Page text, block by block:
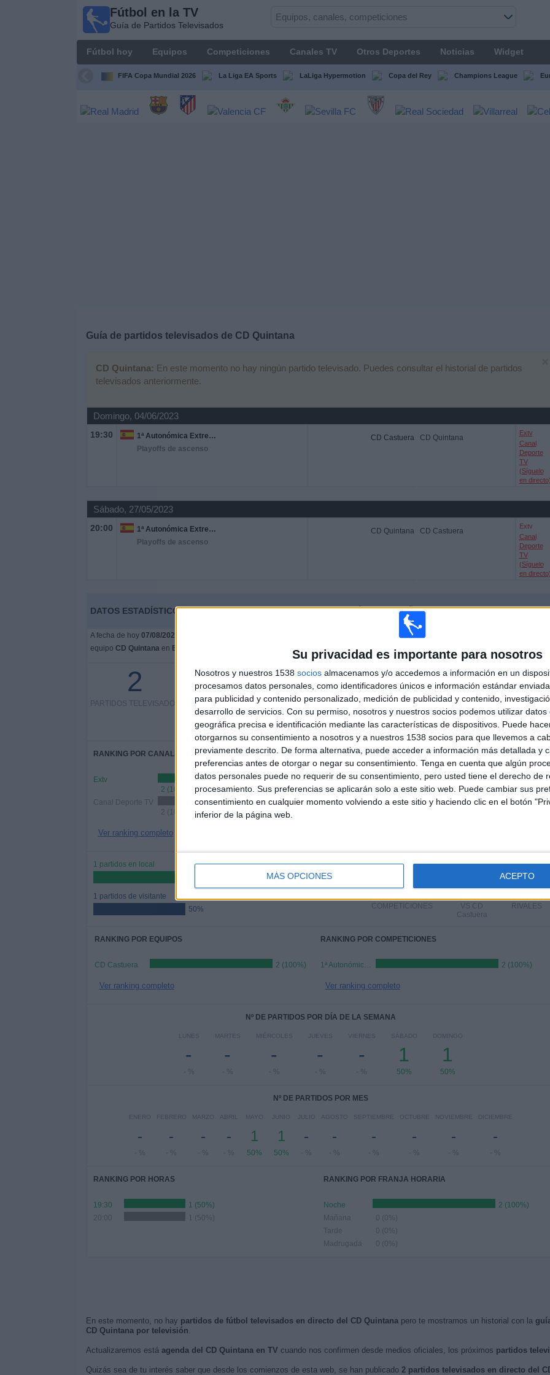
Su privacidad es importante para nosotros
Nosotros y nuestros 1538 socios almacenamos y/o accedemos a información en un
procesamos datos personales, como identificadores únicos e información estándar
para publicidad y contenido personalizado, medición de publicidad y contenido,
desarrollo de servicios. Con su permiso, nosotros y nuestros socios podemos utilizar datos
geográfica precisa e identificación mediante las características de dispositivos. Puede
otorgarnos su consentimiento a nosotros y a nuestros 1538 socios para que llevemos a
previamente descrito. De forma alternativa, puede acceder a información más detallada y
preferencias antes de otorgar o negar su consentimiento. Tenga en cuenta que algún
datos personales puede no requerir de su consentimiento, pero usted tiene el derecho de
procesamiento. Sus preferencias se aplicarán solo a este sitio web. Puede cambiar sus
consentimiento en cualquier momento volviendo a este sitio y haciendo clic en el botón
inferior de la página web.
MÁS OPCIONES ACEPTO
Fútbol en la TV
Guía de Partidos Televisados
Fútbol hoy Equipos Competiciones Canales TV Otros Deportes Noticias Widget
FIFA Copa Mundial 2026 La Liga EA Sports LaLiga Hypermotion Copa del Rey Champions League
Guía de partidos televisados de CD Quintana
CD Quintana: En este momento no hay ningún partido televisado. Puedes consultar el historial de partidos
televisados anteriormente.
Domingo, 04/06/2023
19:30
1ª Autonómica Extremeña
Playoffs de ascenso
CD Castuera CD Quintana
Extv
Canal
Deporte
TV
(Síguelo
en
Sábado, 27/05/2023
20:00
1ª Autonómica Extremeña
Playoffs de ascenso
CD Quintana CD Castuera
Extv
Canal
Deporte
TV
(Síguelo
en
DATOS ESTADÍSTICOS DEL EQUIPO CD QUINTANA EN TELEVISIÓN EN ESPAÑA
A fecha de hoy 07/08/2026 y desde que esta web recoge los datos estadísticos de cuándo y dónde se televisan los partidos de
equipo CD Quintanaen España , podemos dar los siguientes datos:
2
PARTIDOS TELEVISADOS
2 partidos en abierto
100%
0 partidos de pago
0%
ÚLTIMO PARTIDO EN ABIERTO
CD Castuera - CD Quintana
04/06/2023 1ª Autonómica Extremeña por Extv,
Canal Deporte TV
RANKING POR CANALES
Extv
2 (100%)
Canal Deporte TV
2 (100%)
Ver ranking completo
TOTAL
2
1159
PARTIDOS
0
1 partidos en local
1 partidos de visitante
50%
1
RIVALES
2
VS CD
Castuera
1
COMPETICIONES
RANKING POR EQUIPOS
CD Castuera 2 (100%)
Ver ranking completo
RANKING POR COMPETICIONES
1ª Autonómica Extremeña 2 (100%)
Ver ranking completo
Nº DE PARTIDOS POR DÍA DE LA SEMANA
LUNES
-
- %
MARTES
-
- %
MIÉRCOLES
-
- %
JUEVES
-
- %
VIERNES
-
- %
SÁBADO
1
50%
DOMINGO
1
50%
Nº DE PARTIDOS POR MES
ENERO
-
- %
FEBRERO
-
- %
MARZO
-
- %
ABRIL
-
- %
MAYO
1
50%
JUNIO
1
50%
JULIO
-
- %
AGOSTO
-
- %
SEPTIEMBRE
-
- %
OCTUBRE
-
- %
NOVIEMBRE
-
- %
DICIEMBRE
-
- %
RANKING POR HORAS
19:30
1 (50%)
20:00
1 (50%)
RANKING POR FRANJA HORARIA
Noche
2 (100%)
Mañana
0 (0%)
Tarde
0 (0%)
Madrugada
0 (0%)
En este momento, no hay partidos de fútbol televisados en directo del CD Quintanapero te mostramos un historial con la
CD Quintana por televisión.
Actualizaremos está agenda del CD Quintana en TV cuando nos confirmen desde medios oficiales, los próximos partidos
Quizás sea de tu interés saber que desde los comienzos de esta web, se han publicado 2 partidos televisados en directo del